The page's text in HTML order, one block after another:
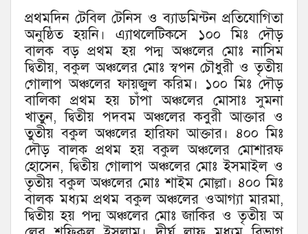
প্রথমদিন টেবিল টেনিস ও ব্যাডমিন্টন প্রতিযোগিতা
অনুষ্ঠিত হয়নি। এ্যাথলেটিকসে ১০০ মিঃ দৌড়
বালক বড় প্রথম হয় পদ্ম অঞ্চলের মোঃ নাসিম
দ্বিতীয়, বকুল অঞ্চলের মোঃ স্বপন চৌধুরী ও তৃতীয়
গোলাপ অঞ্চলের ফায়জুল করিম। ১০০ মিঃ দৌড়
বালিকা প্রথম হয় চাঁপা অঞ্চলের মোসাঃ সুমনা
খাতুন, দ্বিতীয় পদবম অঞ্চলের কবুরী আক্তার ও
তুতীয় বকুল অঞ্চলের হারিফা আক্তার। ৪০০ মিঃ
দৌড় বালক প্রথম হয় বকুল অঞ্চলের মোশারফ
হোসেন, দ্বিতীয় গোলাপ অঞ্চলের মোঃ ইসমাইল ও
তৃতীয় বকুল অঞ্চলের মোঃ শাইম মোল্লা। ৪০০ মিঃ
বালক মধ্যম প্রথম বকুল অঞ্চলের ওআগ্যা মারমা,
দ্বিতীয় হয় পদ্ম অঞ্চলের মোঃ জাকির ও তৃতীয় অ